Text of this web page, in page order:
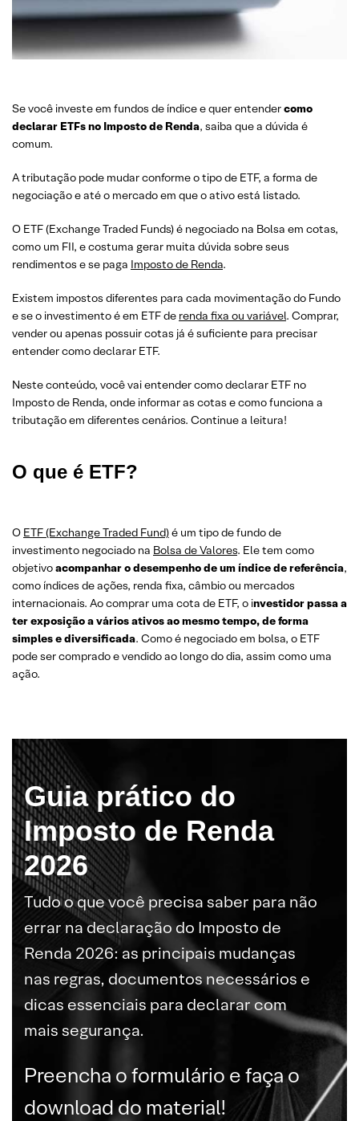
Se você investe em fundos de índice e quer entendercomo
declarar ETFs no Imposto de Renda, saiba que a dúvida é
comum.
A tributação pode mudar conforme o tipo de ETF, a forma de
negociação e até o mercado em que o ativo está listado.
O ETF (Exchange Traded Funds) é negociado na Bolsa em cotas,
como um FII, e costuma gerar muita dúvida sobre seus
rendimentos e se paga Imposto de Renda.
Existem impostos diferentes para cada movimentação do Fundo
e se o investimento é em ETF de renda fixa ou variável. Comprar,
vender ou apenas possuir cotas já é suficiente para precisar
entender como declarar ETF.
Neste conteúdo, você vai entender como declarar ETF no
Imposto de Renda, onde informar as cotas e como funciona a
tributação em diferentes cenários. Continue a leitura!
O que é ETF?
O ETF (Exchange Traded Fund)é um tipo de fundo de
investimento negociado na Bolsa de Valores. Ele tem como
objetivoacompanhar o desempenho de um índice de referência,
como índices de ações, renda fixa, câmbio ou mercados
internacionais. Ao comprar uma cota de ETF, o investidor passa a
ter exposição a vários ativos ao mesmo tempo, de forma
simples e diversificada. Como é negociado em bolsa, o ETF
pode ser comprado e vendido ao longo do dia, assim como uma
ação.
Guia prático do
Imposto de Renda
2026
Tudo o que você precisa saber para não
errar na declaração do Imposto de
Renda 2026: as principais mudanças
nas regras, documentos necessários e
dicas essenciais para declarar com
mais segurança.
Preencha o formulário e faça o
download do material!